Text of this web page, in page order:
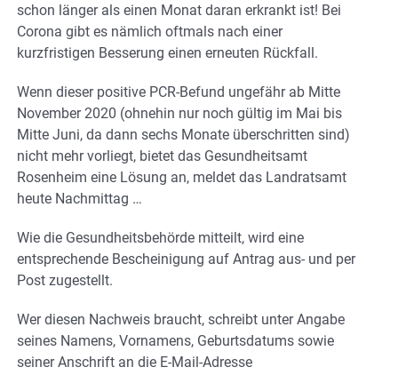
schon länger als einen Monat daran erkrankt ist! Bei
Corona gibt es nämlich oftmals nach einer
kurzfristigen Besserung einen erneuten Rückfall.
Wenn dieser positive PCR-Befund ungefähr ab Mitte
November 2020 (ohnehin nur noch gültig im Mai bis
Mitte Juni, da dann sechs Monate überschritten sind)
nicht mehr vorliegt, bietet das Gesundheitsamt
Rosenheim eine Lösung an, meldet das Landratsamt
heute Nachmittag …
Wie die Gesundheitsbehörde mitteilt, wird eine
entsprechende Bescheinigung auf Antrag aus- und per
Post zugestellt.
Wer diesen Nachweis braucht, schreibt unter Angabe
seines Namens, Vornamens, Geburtsdatums sowie
seiner Anschrift an die E-Mail-Adresse